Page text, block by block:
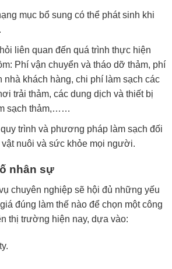
mục bổ sung có thể phát sinh khi
liên quan đến quá trình thực hiện
Phí vận chuyển và tháo dỡ thảm, phí
nhà khách hàng, chi phí làm sạch các
trải thảm, các dung dịch và thiết bị
sạch thảm,……
trình và phương pháp làm sạch đối
nuôi và sức khỏe mọi người.
nhân sự
chuyên nghiệp sẽ hội đủ những yếu
đúng làm thế nào để chọn một công
thị trường hiện nay, dựa vào: